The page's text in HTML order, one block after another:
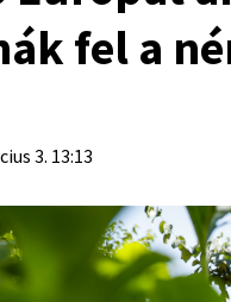
fel a
3. 13:13